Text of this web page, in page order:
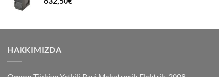
HAKKIMIZDA